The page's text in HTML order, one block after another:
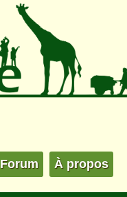
Forum À propos